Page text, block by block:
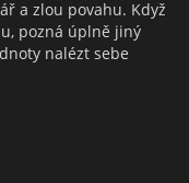
a zlou povahu. Když
pozná úplně jiný
nalézt sebe